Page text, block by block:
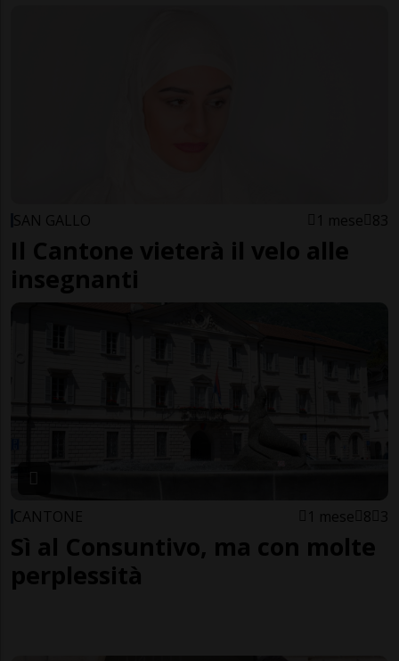
SAN GALLO 1 mese 83
Il Cantone vieterà il velo alle
insegnanti
CANTONE 1 mese 8 3
Sì al Consuntivo, ma con molte
perplessità